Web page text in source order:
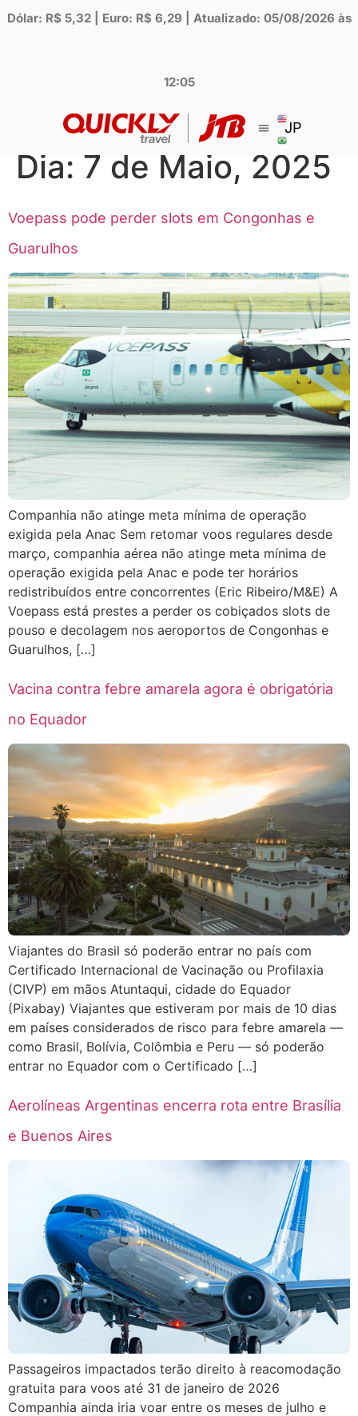
Dólar: R$ 5,32 | Euro: R$ 6,29 | Atualizado: 05/08/2026 às
12:05
JP
Dia: 7 de Maio, 2025
Voepass pode perder slots em Congonhas e
Guarulhos
Companhia não atinge meta mínima de operação
exigida pela Anac Sem retomar voos regulares desde
março, companhia aérea não atinge meta mínima de
operação exigida pela Anac e pode ter horários
redistribuídos entre concorrentes (Eric Ribeiro/M&E) A
Voepass está prestes a perder os cobiçados slots de
pouso e decolagem nos aeroportos de Congonhas e
Guarulhos, […]
Vacina contra febre amarela agora é obrigatória
no Equador
Viajantes do Brasil só poderão entrar no país com
Certificado Internacional de Vacinação ou Profilaxia
(CIVP) em mãos Atuntaqui, cidade do Equador
(Pixabay) Viajantes que estiveram por mais de 10 dias
em países considerados de risco para febre amarela —
como Brasil, Bolívia, Colômbia e Peru — só poderão
entrar no Equador com o Certificado […]
Aerolíneas Argentinas encerra rota entre Brasília
e Buenos Aires
Passageiros impactados terão direito à reacomodação
gratuita para voos até 31 de janeiro de 2026
Companhia ainda iria voar entre os meses de julho e